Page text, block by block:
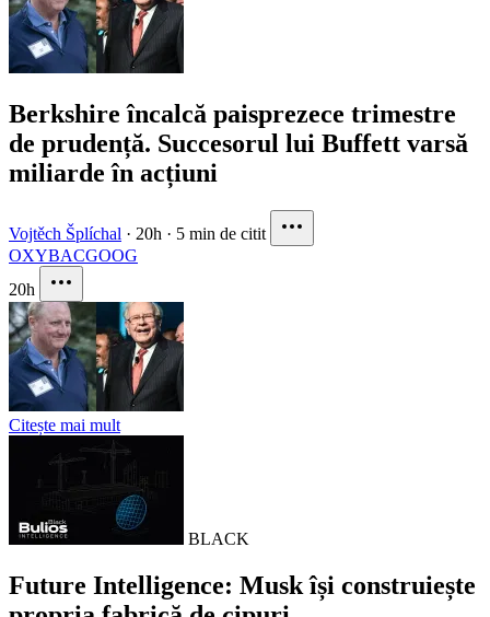
Berkshire încalcă paisprezece trimestre
de prudență. Succesorul lui Buffett varsă
miliarde în acțiuni
Vojtěch Šplíchal · 20h · 5 min de citit
OXYBACGOOG
20h
Citește mai mult
BLACK
Future Intelligence: Musk își construiește